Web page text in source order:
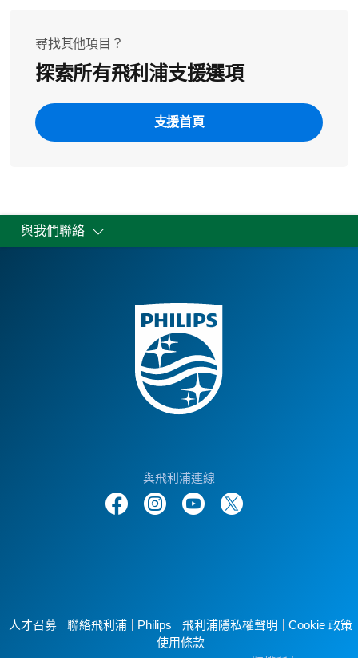
尋找其他項目？
探索所有飛利浦支援選項
支援首頁
與我們聯絡
與飛利浦連線
人才召募 聯絡飛利浦 Philips 飛利浦隱私權聲明
Cookie 政策
使用條款